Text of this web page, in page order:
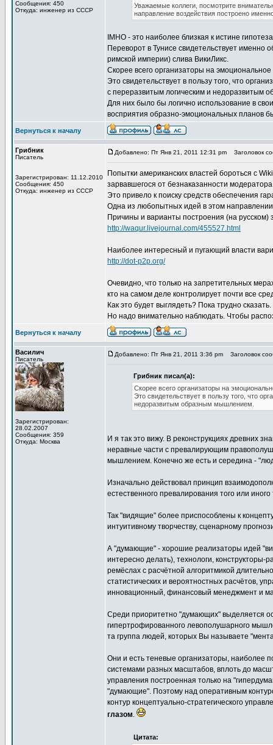
Сообщения: 450
Откуда: инженер из СССР
Уважаемые коллеги, посмотрите
направление воздействия построено
IMHO - это наиболее близкая к истине
Переворот в Тунисе свидетельствует именно
римской империи) слива ВикиЛикс.
Скорее всего организаторы на
Это свидетельствует в пользу того, что
с переразвитым логическим и недоразвитым
Для них было бы логично использование в
восприятия образно-эмоциональных планов
Вернуться к началу
Грибник
Писатель
Зарегистрирован: 11.12.2010
Сообщения: 450
Откуда: инженер из СССР
Добавлено: Пт Янв 21, 2011 12:31 pm Заголовок
Попытки американских властей бороться с
зарвавшегося от безнаказанности
Это привело к поиску средств обеспечения
Одна из любопытных идей в этом направлении
Причины и варианты построения (на русском)
http://waqur.livejournal.com/455527.html
Наиболее интересный и пугающий власти
http://dot-p2p.org/
Очевидно, что только на запретительных
кто на самом деле контролирует почти все
Как это будет выглядеть? Пока трудно сказать.
Но надо внимательно наблюдать. Чтобы
Вернуться к началу
Василич
Писатель
Зарегистрирован:
28.02.2007
Сообщения: 359
Откуда: Москва
Добавлено: Пт Янв 21, 2011 3:36 pm Заголовок
Грибник писал(а):
Скорее всего организаторы на
Это свидетельствует в пользу того, что
недоразвитым образным мышлением.
И я так это вижу. В реконструкциях древних
неравные части с превалирующим
мышлением. Конечно же есть и середина -
Изначально действовал принцип
естественного превалирования того или
Так "видящие" более приспособлены к
интуитивному творчеству, сценарному
А "думающие" - хорошие реализаторы идей
интересно делать), технологи,
ремёслах с расчётной алгоритмикой
статистических и вероятностных расчётов,
инновационный, финансовый менеджмент и
Среди приоритетно "думающих" выделяется
гипертрофированного левополушарного
та группа людей, которых Вы называете
Они и есть теневые организаторы, наиболее
системами разных масштабов, вплоть до
управления построенная только на
"думающие". Поэтому над оперативным
контур концептуально-стратегического
глазом.
Цитата: